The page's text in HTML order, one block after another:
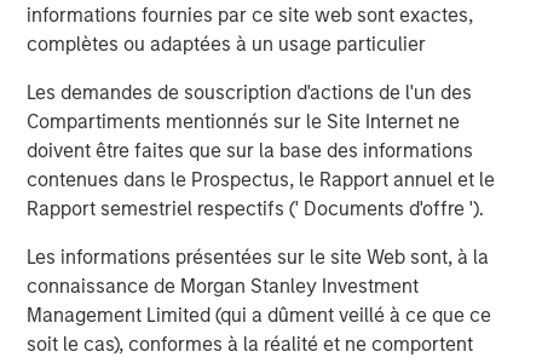
informations fournies par ce site web sont exactes,
complètes ou adaptées à un usage particulier
Les demandes de souscription d'actions de l'un des
Compartiments mentionnés sur le Site Internet ne
doivent être faites que sur la base des informations
contenues dans le Prospectus, le Rapport annuel et le
Rapport semestriel respectifs (' Documents d'offre ').
Les informations présentées sur le site Web sont, à la
connaissance de Morgan Stanley Investment
Management Limited (qui a dûment veillé à ce que ce
soit le cas), conformes à la réalité et ne comportent
China's DeepSeek Moment
TALES FROM THE EMERGING WORLD
From Electric Vehicles to Humanoids: China’s
Next Manufacturing Leap
The Authors